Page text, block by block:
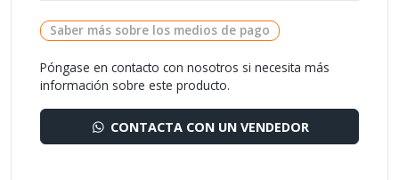
Saber más sobre los medios de pago
Póngase en contacto con nosotros si necesita más
información sobre este producto.
CONTACTA CON UN VENDEDOR